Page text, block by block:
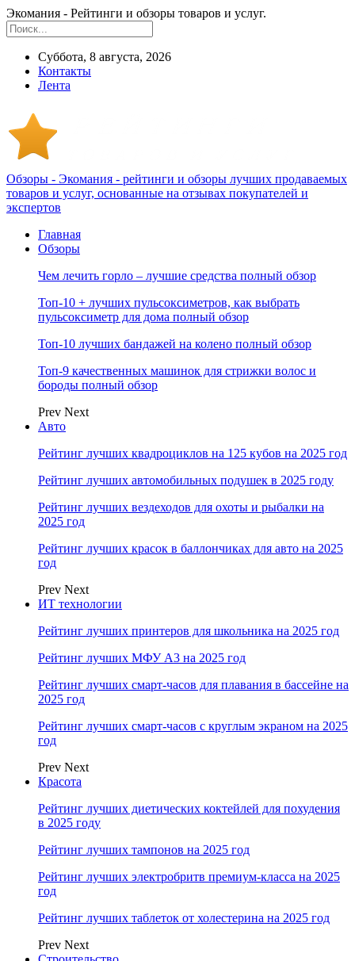
Экомания - Рейтинги и обзоры товаров и услуг.
Суббота, 8 августа, 2026
Контакты
Лента
Обзоры - Экомания - рейтинги и обзоры лучших продаваемых
товаров и услуг, основанные на отзывах покупателей и
экспертов
Главная
Обзоры
Чем лечить горло – лучшие средства полный обзор
Топ-10 + лучших пульсоксиметров, как выбрать
пульсоксиметр для дома полный обзор
Топ-10 лучших бандажей на колено полный обзор
Топ-9 качественных машинок для стрижки волос и
бороды полный обзор
Prev Next
Авто
Рейтинг лучших квадроциклов на 125 кубов на 2025 год
Рейтинг лучших автомобильных подушек в 2025 году
Рейтинг лучших вездеходов для охоты и рыбалки на
2025 год
Рейтинг лучших красок в баллончиках для авто на 2025
год
Prev Next
ИТ технологии
Рейтинг лучших принтеров для школьника на 2025 год
Рейтинг лучших МФУ А3 на 2025 год
Рейтинг лучших смарт-часов для плавания в бассейне на
2025 год
Рейтинг лучших смарт-часов с круглым экраном на 2025
год
Prev Next
Красота
Рейтинг лучших диетических коктейлей для похудения
в 2025 году
Рейтинг лучших тампонов на 2025 год
Рейтинг лучших электробритв премиум-класса на 2025
год
Рейтинг лучших таблеток от холестерина на 2025 год
Prev Next